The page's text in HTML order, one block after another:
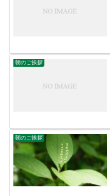
朝のご挨拶
朝のご挨拶